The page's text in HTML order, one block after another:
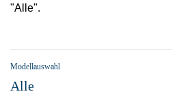
"Alle".
Modellauswahl
Alle